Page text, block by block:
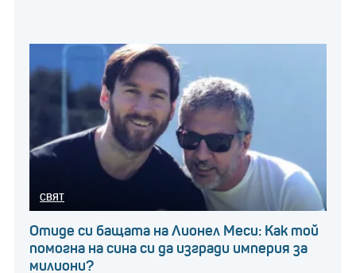
СВЯТ
Отиде си бащата на Лионел Меси: Как той
помогна на сина си да изгради империя за
милиони?